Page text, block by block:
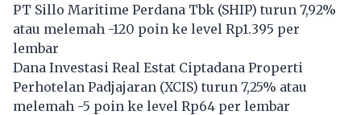
PT Sillo Maritime Perdana Tbk (SHIP) turun 7,92%
atau melemah -120 poin ke level Rp1.395 per
lembar
Dana Investasi Real Estat Ciptadana Properti
Perhotelan Padjajaran (XCIS) turun 7,25% atau
melemah -5 poin ke level Rp64 per lembar